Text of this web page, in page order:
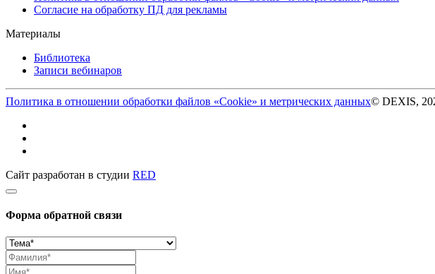
Согласие на обработку ПД для рекламы
Материалы
Библиотека
Записи вебинаров
Политика в отношении обработки файлов «Cookie» и метрических данных© DEXIS,
Сайт разработан в студии RED
Форма обратной связи